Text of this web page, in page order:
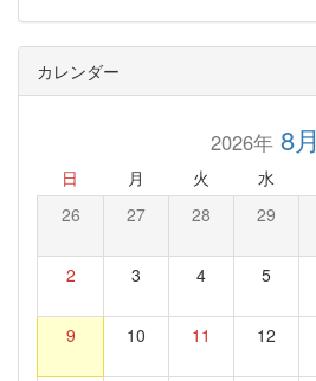
カレンダー
2026年8月
日 月 火 水
26 27 28 29
2 3 4 5
9 10 11 12